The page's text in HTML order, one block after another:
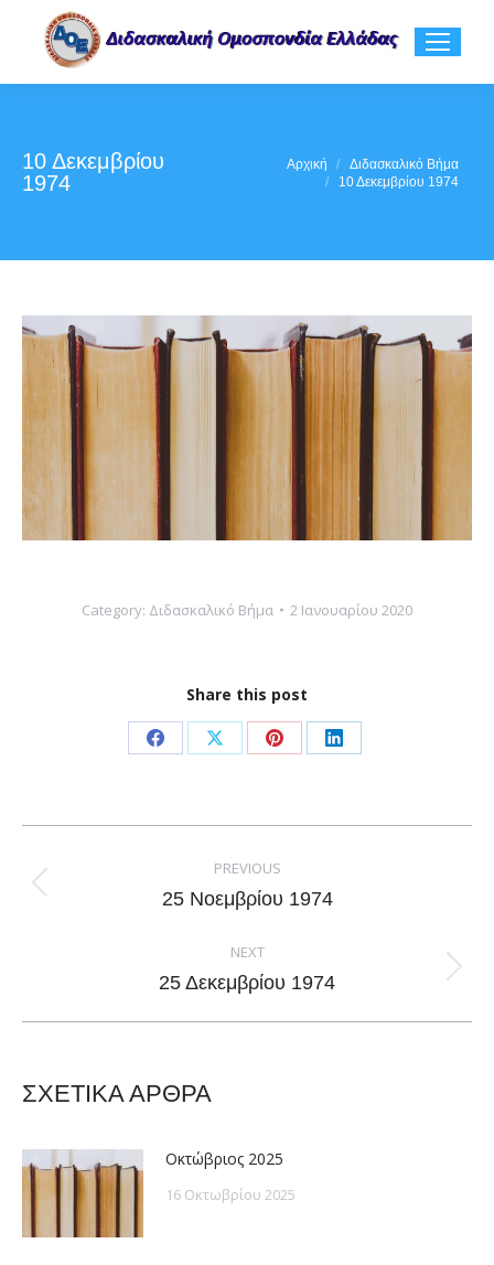
10 Δεκεμβρίου
1974
Αρχική
Διδασκαλικό Βήμα
10 Δεκεμβρίου 1974
Category: Διδασκαλικό Βήμα 2 Ιανουαρίου 2020
Share this post
Share
Facebook
Share
X
Share
Pinterest
Share
LinkedIn
navigation
PREVIOUS
Previous
25 Νοεμβρίου 1974
NEXT
Next
25 Δεκεμβρίου 1974
ΣΧΕΤΙΚΑ ΑΡΘΡΑ
Οκτώβριος 2025
16 Οκτωβρίου 2025